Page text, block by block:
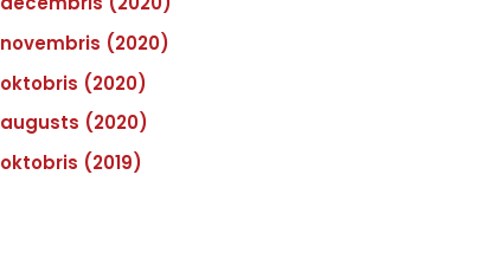
novembris (2020)
oktobris (2020)
augusts (2020)
oktobris (2019)